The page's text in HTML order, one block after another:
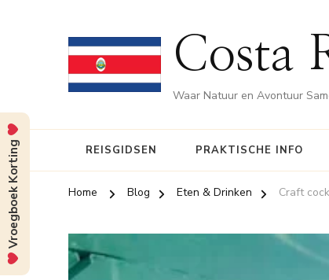
Costa
Waar Natuur en Avontuur
REISGIDSEN PRAKTISCHE INFO
Home Blog Eten & Drinken Craft
Vroegboek Korting